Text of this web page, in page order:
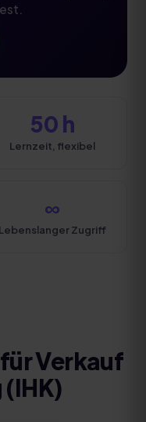
50 h
Lernzeit, flexibel
∞
Lebenslanger Zugriff
Verkauf